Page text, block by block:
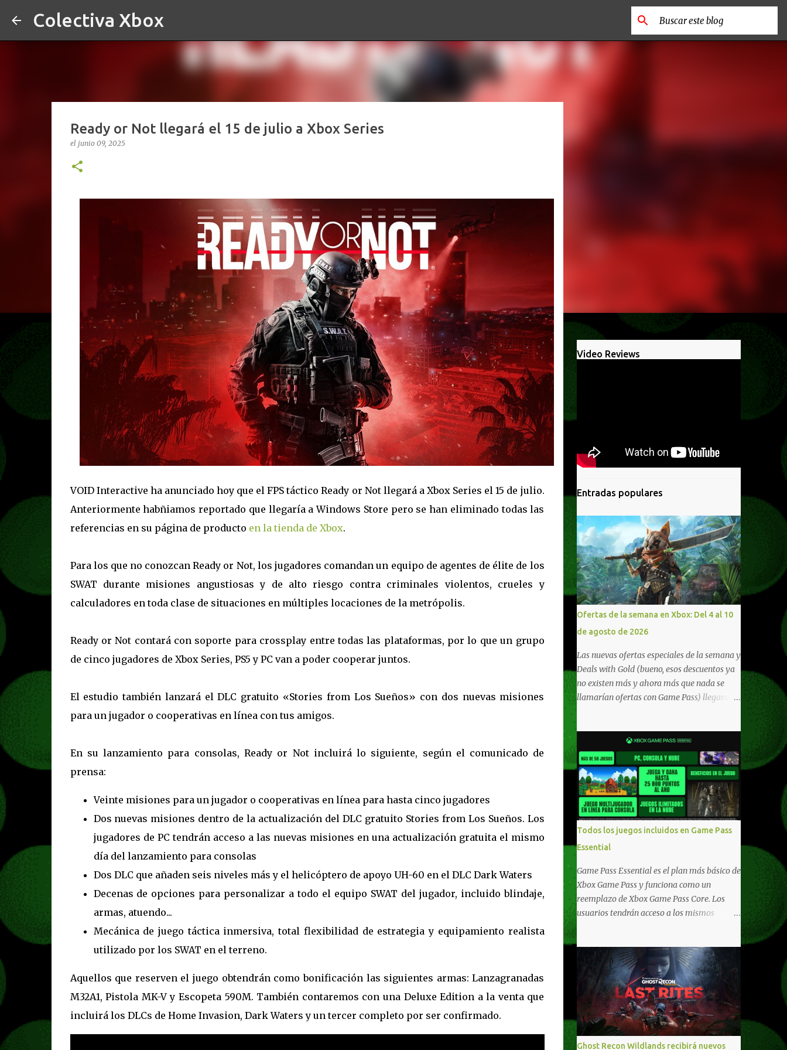
Colectiva Xbox
Ready or Not llegará el 15 de julio a Xbox Series
el junio 09, 2025
VOID Interactive ha anunciado hoy que el FPS táctico Ready or Not llegará a Xbox Series el 15 de julio.
Anteriormente habñiamos reportado que llegaría a Windows Store pero se han eliminado todas las
referencias en su página de producto en la tienda de Xbox.
Para los que no conozcan Ready or Not, los jugadores comandan un equipo de agentes de élite de los
SWAT durante misiones angustiosas y de alto riesgo contra criminales violentos, crueles y
calculadores en toda clase de situaciones en múltiples locaciones de la metrópolis.
Ready or Not contará con soporte para crossplay entre todas las plataformas, por lo que un grupo
de cinco jugadores de Xbox Series, PS5 y PC van a poder cooperar juntos.
El estudio también lanzará el DLC gratuito «Stories from Los Sueños» con dos nuevas misiones
para un jugador o cooperativas en línea con tus amigos.
En su lanzamiento para consolas, Ready or Not incluirá lo siguiente, según el comunicado de
prensa:
Veinte misiones para un jugador o cooperativas en línea para hasta cinco jugadores
Dos nuevas misiones dentro de la actualización del DLC gratuito Stories from Los Sueños. Los
jugadores de PC tendrán acceso a las nuevas misiones en una actualización gratuita el mismo
día del lanzamiento para consolas
Dos DLC que añaden seis niveles más y el helicóptero de apoyo UH-60 en el DLC Dark Waters
Decenas de opciones para personalizar a todo el equipo SWAT del jugador, incluido blindaje,
armas, atuendo...
Mecánica de juego táctica inmersiva, total flexibilidad de estrategia y equipamiento realista
utilizado por los SWAT en el terreno.
Aquellos que reserven el juego obtendrán como bonificación las siguientes armas: Lanzagranadas
M32A1, Pistola MK-V y Escopeta 590M. También contaremos con una Deluxe Edition a la venta que
incluirá los DLCs de Home Invasion, Dark Waters y un tercer completo por ser confirmado.
Video Reviews
Entradas populares
Ofertas de la semana en Xbox: Del 4 al 10
de agosto de 2026
Las nuevas ofertas especiales de la semana y
Deals with Gold (bueno, esos descuentos ya
no existen más y ahora más que nada se
llamarían ofertas con Game Pass) llegaron a
10/11, varios de los juegos que están de
oferta también cuentan con soporte para
Xbox Play Anywhere, lo que nos permite
jugarlos y mantener un progreso
compartido en Windows PC y Xbox, y
tenemos un listado de juegos compatibles
por acá . ¿Aún necesitas una mano con las
compras? Tenemos un tutorial extenso o en
vídeo para que se quiten todas las dudas
generales de cómo hacer compras en Xbox .
Podes consultar un listado más completo de
promociones desde xbox.com. El post puede
tener actualizaciones regulares o cambios
- México Ofertas - Estados Unidos Ofertas -
España Todas las ofertas de Xbox One
también aplican a Xbox Series, a excepción
de los jue...
Todos los juegos incluidos en Game Pass
Essential
Game Pass Essential es el plan más básico de
Xbox Game Pass y funciona como un
reemplazo de Xbox Game Pass Core. Los
usuarios tendrán acceso a los mismos
conocían, así como también otras ventajas
adicionales que fueron anunciados
recientemente. Essential incluirá como
novedades una serie de ventajas para
diferentes juegos free to play que están en
Xbox y PC, que van desde skins, desbloqueo
de personajes, paquetes de armas hasta
emotes, monedas virtuales y más para
Ghost Recon Wildlands recibirá nuevos